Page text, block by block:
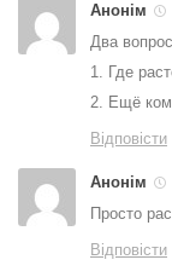
Анонім
Два
1. Где
2. Ещё
Відповісти
Анонім
Просто
Відповісти